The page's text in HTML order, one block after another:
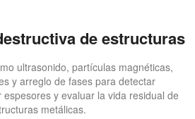
de estructuras
ultrasonido, partículas magnéticas,
y arreglo de fases para detectar
y evaluar la vida residual de
metálicas.